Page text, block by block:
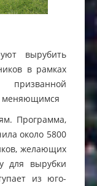
вырубить
в рамках
призванной
меняющимся
Программа,
около 5800
желающих
для вырубки
из юго-